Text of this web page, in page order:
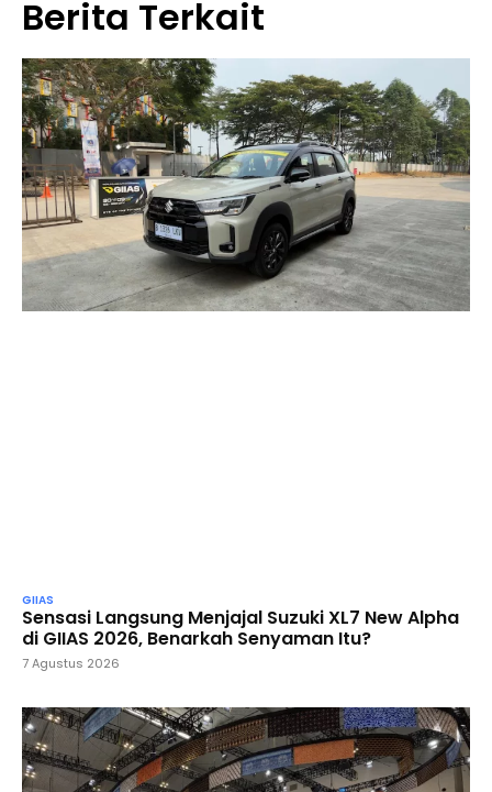
Berita Terkait
GIIAS
Sensasi Langsung Menjajal Suzuki XL7 New Alpha
di GIIAS 2026, Benarkah Senyaman Itu?
7 Agustus 2026